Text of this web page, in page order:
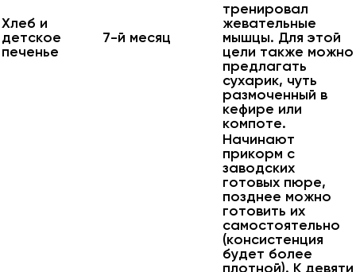
Хлеб и
детское
печенье
7-й месяц
тренировал
жевательные
мышцы. Для этой
цели также можно
предлагать
сухарик, чуть
размоченный в
кефире или
компоте.
Начинают
прикорм с
заводских
готовых пюре,
позднее можно
готовить их
самостоятельно
(консистенция
будет более
плотной). К девяти